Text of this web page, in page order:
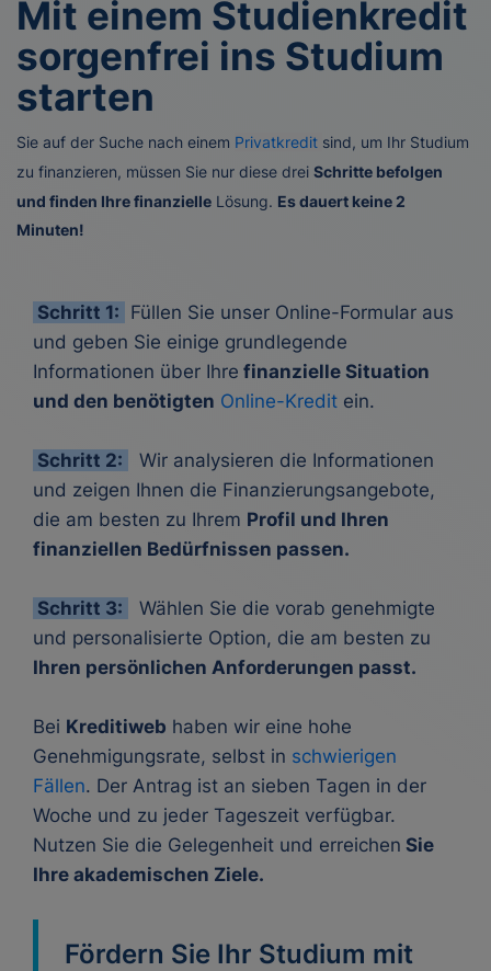
Mit einem Studienkredit
sorgenfrei ins Studium
starten
Sie auf der Suche nach einem Privatkredit sind, um Ihr Studium
zu finanzieren, müssen Sie nur diese drei Schritte befolgen
und finden Ihre finanzielle Lösung. Es dauert keine 2
Minuten!
Schritt 1: Füllen Sie unser Online-Formular aus
und geben Sie einige grundlegende
Informationen über Ihre finanzielle Situation
und den benötigten Online-Kredit ein.
Schritt 2:
Wir analysieren die Informationen
und zeigen Ihnen die Finanzierungsangebote,
die am besten zu Ihrem Profil und Ihren
finanziellen Bedürfnissen passen.
Schritt 3:
Wählen Sie die vorab genehmigte
und personalisierte Option, die am besten zu
Ihren persönlichen Anforderungen passt.
Bei Kreditiweb haben wir eine hohe
Genehmigungsrate, selbst in schwierigen
Fällen. Der Antrag ist an sieben Tagen in der
Woche und zu jeder Tageszeit verfügbar.
Nutzen Sie die Gelegenheit und erreichen Sie
Ihre akademischen Ziele.
Fördern Sie Ihr Studium mit